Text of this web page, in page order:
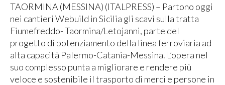
TAORMINA (MESSINA) (ITALPRESS) – Partono oggi
nei cantieri Webuild in Sicilia gli scavi sulla tratta
Fiumefreddo- Taormina/Letojanni, parte del
progetto di potenziamento della linea ferroviaria ad
alta capacità Palermo-Catania-Messina. L’opera nel
suo complesso punta a migliorare e rendere più
veloce e sostenibile il trasporto di merci e persone in